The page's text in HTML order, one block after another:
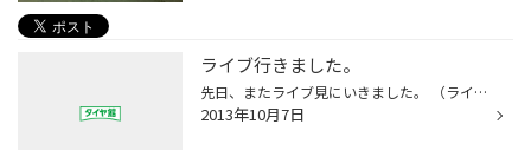
ライブ行きました。
先日、またライブ見にいきました。 （ライブ行ってばっかりみたいな気がしないでもないですが） まずは岡山のメタルバンド、Schau-Essenってバンドです。 （ちゃんと撮れてないけど、写真のバンドです） ギターとか、もう瞬きできないくらい素晴らしいんですけど。 ボーカルの女子が、また歌うまい...
2013年10月7日